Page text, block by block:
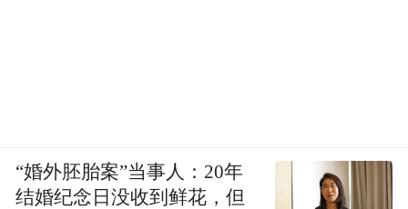
“婚外胚胎案”当事人：20年
结婚纪念日没收到鲜花，但